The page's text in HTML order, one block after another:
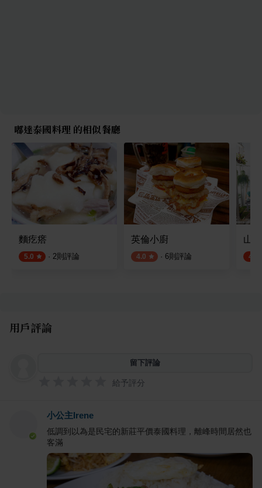
嘟達泰國料理 的相似餐廳
麵疙瘩
5.0 · 2則評論
英倫小廚
4.0 · 6則評論
山
4.6
用戶評論
留下評論
給予評分
小公主Irene
低調到以為是民宅的新莊平價泰國料理，離峰時間居然也
客滿